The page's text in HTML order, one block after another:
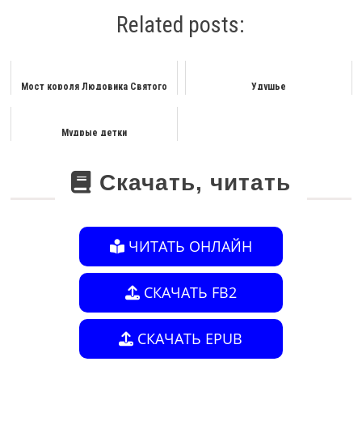
Related posts:
Мост короля Людовика Святого Удушье
Мудрые детки
Скачать, читать
ЧИТАТЬ ОНЛАЙН
СКАЧАТЬ FB2
СКАЧАТЬ EPUB